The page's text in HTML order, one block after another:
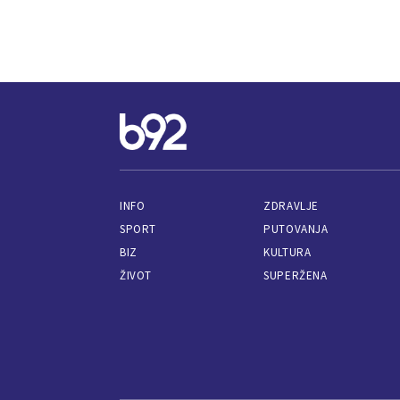
INFO
SPORT
BIZ
ŽIVOT
ZDRAVLJE
PUTOVANJA
KULTURA
SUPERŽENA